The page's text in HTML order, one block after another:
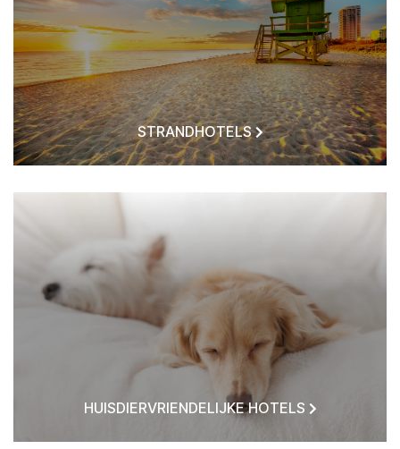
STRANDHOTELS
HUISDIERVRIENDELIJKE HOTELS